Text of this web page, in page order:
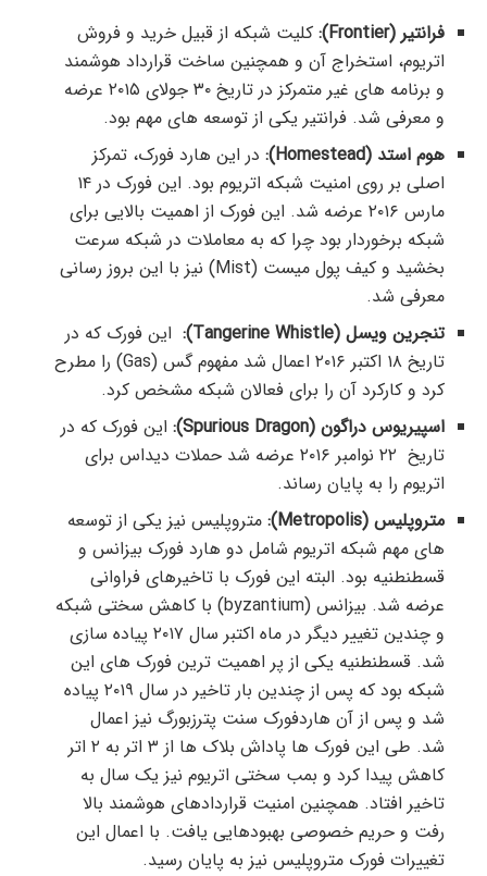
فرانتیر (Frontier):
کلیت شبکه از قبیل خرید و فروش
اتریوم، استخراج آن و همچنین ساخت قرارداد هوشمند
و برنامه های غیر متمرکز در تاریخ ۳۰ جولای ۲۰۱۵ عرضه
و معرفی شد. فرانتیر یکی از توسعه های مهم بود.
هوم استد (Homestead):
در این هارد فورک، تمرکز
اصلی بر روی امنیت شبکه اتریوم بود. این فورک در ۱۴
مارس ۲۰۱۶ عرضه شد. این فورک از اهمیت بالایی برای
شبکه برخوردار بود چرا که به معاملات در شبکه سرعت
بخشید و کیف پول میست (Mist) نیز با این بروز رسانی
معرفی شد.
تنجرین ویسل (Tangerine Whistle):
این فورک که در
تاریخ ۱۸ اکتبر ۲۰۱۶ اعمال شد مفهوم گس (Gas) را مطرح
کرد و کارکرد آن را برای فعالان شبکه مشخص کرد.
اسپیریوس دراگون (Spurious Dragon):
این فورک که در
تاریخ ۲۲ نوامبر ۲۰۱۶ عرضه شد حملات دیداس برای
اتریوم را به پایان رساند.
متروپلیس (Metropolis):
متروپلیس نیز یکی از توسعه
های مهم شبکه اتریوم شامل دو هارد فورک بیزانس و
قسطنطنیه بود. البته این فورک با تاخیرهای فراوانی
عرضه شد. بیزانس (byzantium) با کاهش سختی شبکه
و چندین تغییر دیگر در ماه اکتبر سال ۲۰۱۷ پیاده سازی
شد. قسطنطنیه یکی از پر اهمیت ترین فورک های این
شبکه بود که پس از چندین بار تاخیر در سال ۲۰۱۹ پیاده
شد و پس از آن هاردفورک سنت پترزبورگ نیز اعمال
شد. طی این فورک ها پاداش بلاک ها از ۳ اتر به ۲ اتر
کاهش پیدا کرد و بمب سختی اتریوم نیز یک سال به
تاخیر افتاد. همچنین امنیت قراردادهای هوشمند بالا
رفت و حریم خصوصی بهبودهایی یافت. با اعمال این
تغییرات فورک متروپلیس نیز به پایان رسید.